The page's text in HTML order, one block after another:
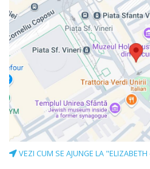
VEZI CUM SE AJUNGE LA